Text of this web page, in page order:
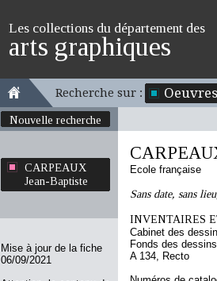
Les collections du département des
arts graphiques
Recherche sur : Oeuvres
Nouvelle recherche
CARPEAUX
Jean-Baptiste
Mise à jour de la fiche
06/09/2021
Ecole française
Sans date, sans
INVENTAIRES
Cabinet des
Fonds des
A 134, Recto